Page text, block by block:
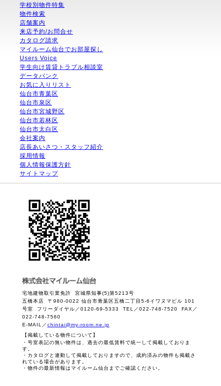
学校別物件特集
物件検索
店舗案内
来店予約/お問合せ
カタログ請求
マイルーム仙台でお部屋探し
Users Voice
学生向け賃貸トラブル相談室
データバンク
お気に入りリスト
仙台市青葉区
仙台市泉区
仙台市宮城野区
仙台市若林区
仙台市太白区
会社案内
店長あいさつ・スタッフ紹介
採用情報
個人情報保護方針
サイトマップ
宅地建物取引業免許 宮城県知事(5)第5213号
五橋本店 〒980-0022 仙台市青葉区五橋二丁目5-6イワヌマビル 101
号室 フリーダイヤル／0120-69-5333 TEL／022-748-7520 FAX／
022-748-7560
E-MAIL／chintai@my-room.ne.jp
【掲載している物件について】
・号室表記の無い物件は、過去の最低賃料で統一して掲載しておりま
す。
・カタログと連動して掲載しておりますので、成約済みの物件も掲載さ
れている場合があります。
・物件の最新情報はマイルーム仙台までご確認ください。